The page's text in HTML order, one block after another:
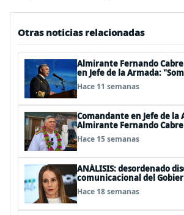
Otras noticias relacionadas
Almirante Fernando
en Jefe de la Armada:
Americana, Polinésica y
bioceánica y
Hace 11 semanas
Comandante en Jefe de la
Almirante Fernando
trabajo que realiza la
Hace 15 semanas
ANÁLISIS: desordenado
comunicacional del
Hace 18 semanas